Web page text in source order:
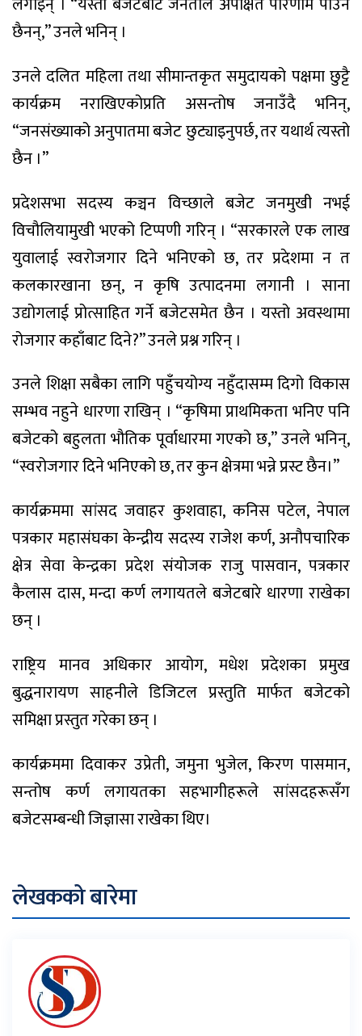
छैनन्,” उनले भनिन् ।
उनले दलित महिला तथा सीमान्तकृत समुदायको पक्षमा छुट्टै
कार्यक्रम नराखिएकोप्रति असन्तोष जनाउँदै भनिन्,
“जनसंख्याको अनुपातमा बजेट छुट्याइनुपर्छ, तर यथार्थ त्यस्तो
छैन ।”
प्रदेशसभा सदस्य कञ्चन विच्छाले बजेट जनमुखी नभई
विचौलियामुखी भएको टिप्पणी गरिन् । “सरकारले एक लाख
युवालाई स्वरोजगार दिने भनिएको छ, तर प्रदेशमा न त
कलकारखाना छन्, न कृषि उत्पादनमा लगानी । साना
उद्योगलाई प्रोत्साहित गर्ने बजेटसमेत छैन । यस्तो अवस्थामा
रोजगार कहाँबाट दिने?” उनले प्रश्न गरिन् ।
उनले शिक्षा सबैका लागि पहुँचयोग्य नहुँदासम्म दिगो विकास
सम्भव नहुने धारणा राखिन् । “कृषिमा प्राथमिकता भनिए पनि
बजेटको बहुलता भौतिक पूर्वाधारमा गएको छ,” उनले भनिन्,
“स्वरोजगार दिने भनिएको छ, तर कुन क्षेत्रमा भन्ने प्रस्ट छैन।”
कार्यक्रममा सांसद जवाहर कुशवाहा, कनिस पटेल, नेपाल
पत्रकार महासंघका केन्द्रीय सदस्य राजेश कर्ण, अनौपचारिक
क्षेत्र सेवा केन्द्रका प्रदेश संयोजक राजु पासवान, पत्रकार
कैलास दास, मन्दा कर्ण लगायतले बजेटबारे धारणा राखेका
छन् ।
राष्ट्रिय मानव अधिकार आयोग, मधेश प्रदेशका प्रमुख
बुद्धनारायण साहनीले डिजिटल प्रस्तुति मार्फत बजेटको
समिक्षा प्रस्तुत गरेका छन् ।
कार्यक्रममा दिवाकर उप्रेती, जमुना भुजेल, किरण पासमान,
सन्तोष कर्ण लगायतका सहभागीहरूले सांसदहरूसँग
बजेटसम्बन्धी जिज्ञासा राखेका थिए।
लेखकको बारेमा